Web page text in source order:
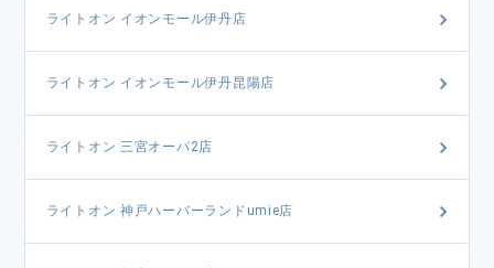
ライトオン イオンモール伊丹店
ライトオン イオンモール伊丹昆陽店
ライトオン 三宮オーパ2店
ライトオン 神戸ハーバーランドumie店